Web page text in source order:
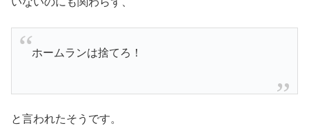
ホームランは捨てろ！
と言われたそうです。